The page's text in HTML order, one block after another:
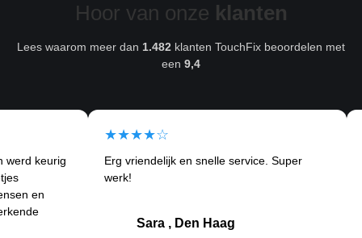
Hoor van onze klanten
Lees waarom meer dan 1.482 klanten TouchFix beoordelen met
een 9,4
keurig
en
★★★★☆
Erg vriendelijk en snelle service. Super
Sara , Den Haag